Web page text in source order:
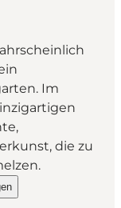
Im
die zu
–
–